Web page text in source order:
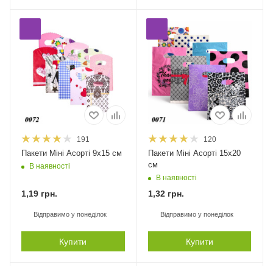
191
Пакети Міні Асорті 9х15 см
В наявності
1,19 грн.
Відправимо у понеділок
Купити
120
Пакети Міні Асорті 15х20
см
В наявності
1,32грн.
Відправимо у понеділок
Купити